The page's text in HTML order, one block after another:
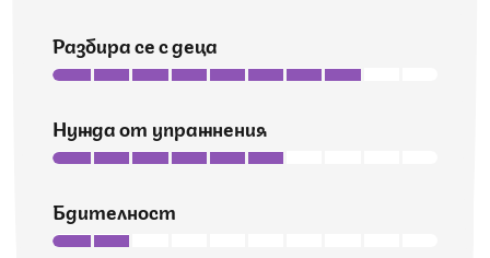
Разбира се с деца
Нужда от упражнения
Бдителност